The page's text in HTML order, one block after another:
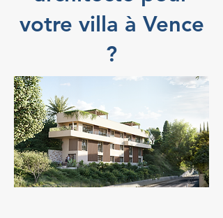
votre villa à Vence
?